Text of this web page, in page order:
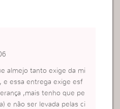
almejo tanto exige da mi
e essa entrega exige esf
,mais tenho que pe
e não ser levada pelas ci